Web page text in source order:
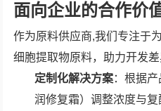
面向企业的合作价
作为原料供应商,我们专注于
细胞提取物原料，助力开发差
定制化解决方案：根据
润修复霜）调整浓度与复